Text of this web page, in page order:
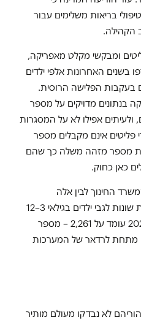
בריאות משלימים עבור
הקהילה.
כ-8,000 ילדי פליטים ומבקשי מקלט מאפריקה,
בשנים האחרונות אלפי ילדים
בעקבות הפלישה הרוסית.
בנתונים מדויקים על מספר
ולעיתים אפילו לא על המסגרות
פליטים אינם מקבלים מספר
מספר מזהה משלה כך שהם
כאן כחוק.
החינוך לבין אלה
שהתקבלו מ-12 רשויות מקומיות שונות לגבי ילדים בגילאי 3–12
ב-12 בשנת הלימודים 2022–2023 עומד על 2,261 – מספר
מתחת לרדאר של המערכות
לא נבדקו מעולם מותיר